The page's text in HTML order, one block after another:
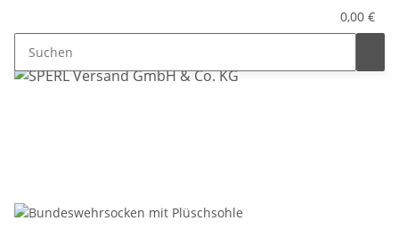
0,00 €